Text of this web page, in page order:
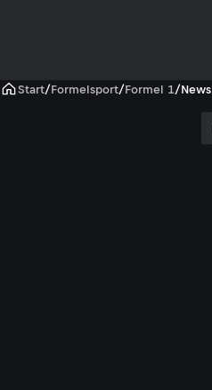
Start/Formelsport/Formel 1/News